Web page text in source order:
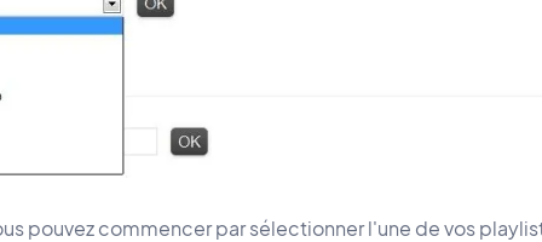
pouvez commencer par sélectionner l'une de vos